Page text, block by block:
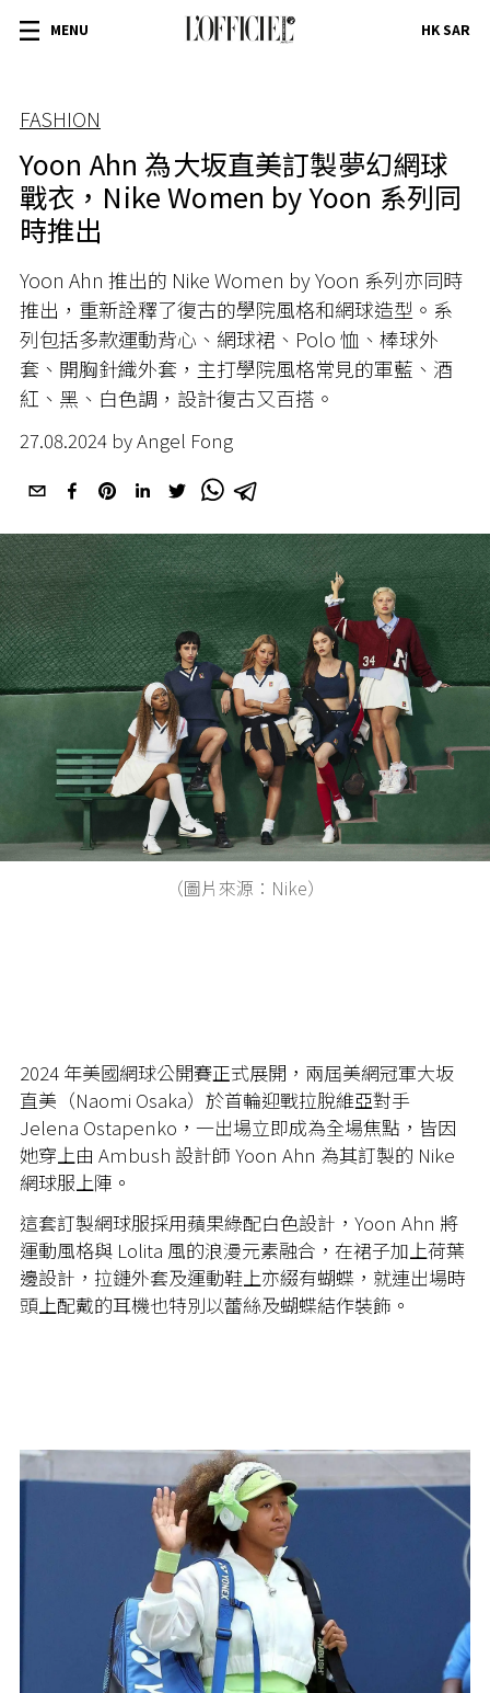
MENU HK SAR
FASHION
Yoon Ahn 為大坂直美訂製夢幻網球
戰衣，Nike Women by Yoon 系列同
時推出
Yoon Ahn 推出的 Nike Women by Yoon 系列亦同時
推出，重新詮釋了復古的學院風格和網球造型。系
列包括多款運動背心、網球裙、Polo 恤、棒球外
套、開胸針織外套，主打學院風格常見的軍藍、酒
紅、黑、白色調，設計復古又百搭。
27.08.2024 by Angel Fong
（圖片來源：Nike）
2024 年美國網球公開賽正式展開，兩屆美網冠軍大坂
直美（Naomi Osaka）於首輪迎戰拉脫維亞對手
Jelena Ostapenko，一出場立即成為全場焦點，皆因
她穿上由 Ambush 設計師 Yoon Ahn 為其訂製的 Nike
網球服上陣。
這套訂製網球服採用蘋果綠配白色設計，Yoon Ahn 將
運動風格與 Lolita 風的浪漫元素融合，在裙子加上荷葉
邊設計，拉鏈外套及運動鞋上亦綴有蝴蝶，就連出場時
頭上配戴的耳機也特別以蕾絲及蝴蝶結作裝飾。